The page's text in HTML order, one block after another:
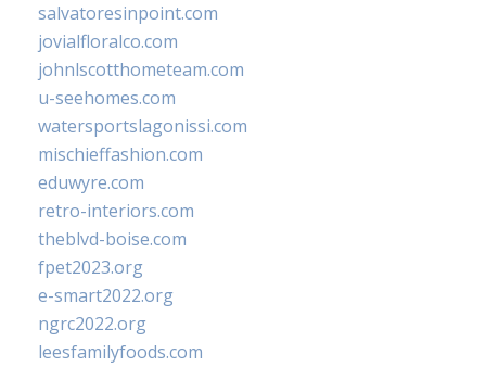
salvatoresinpoint.com
jovialfloralco.com
johnlscotthometeam.com
u-seehomes.com
watersportslagonissi.com
mischieffashion.com
eduwyre.com
retro-interiors.com
theblvd-boise.com
fpet2023.org
e-smart2022.org
ngrc2022.org
leesfamilyfoods.com